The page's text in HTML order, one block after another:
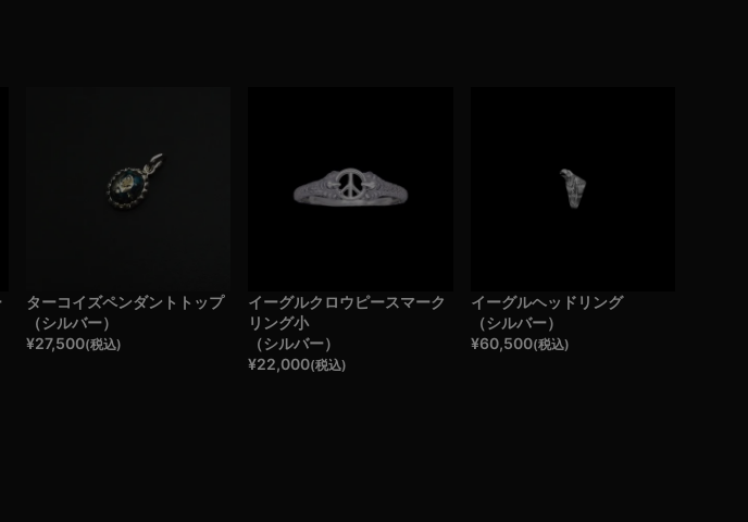
ターコイズペンダントトップ
（シルバー）
¥27,500(税込)
イーグルクロウピースマーク
リング小
（シルバー）
¥22,000(税込)
イーグルヘッドリング
（シルバー）
¥60,500(税込)